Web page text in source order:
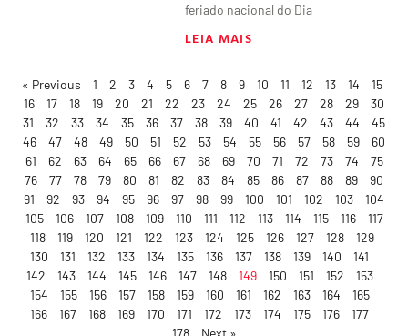
feriado nacional do Dia
LEIA MAIS
« Previous 1 2 3 4 5 6 7 8 9 10 11 12 13 14
15
16
17 18 19 20 21 22 23 24 25 26 27 28 29
30
31
32 33 34 35 36 37 38 39 40 41 42 43 44
45
46
47 48 49 50 51 52 53 54 55 56 57 58 59
60
61
62 63 64 65 66 67 68 69 70 71 72 73 74
75
76
77 78 79 80 81 82 83 84 85 86 87 88 89
90
91
92 93 94 95 96 97 98 99 100 101 102 103
104
105
106 107 108 109 110 111 112 113 114 115 116
117
118
119 120 121 122 123 124 125 126 127 128
129
130
131 132 133 134 135 136 137 138 139 140
141
142
143 144 145 146 147 148 149 150 151 152
153
154
155 156 157 158 159 160 161 162 163 164
165
166
167 168 169 170 171 172 173 174 175 176
177
178
Next »